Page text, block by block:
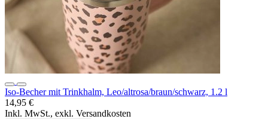
Iso-Becher mit Trinkhalm, Leo/altrosa/braun/schwarz, 1.2 l
14,95 €
Inkl. MwSt., exkl. Versandkosten